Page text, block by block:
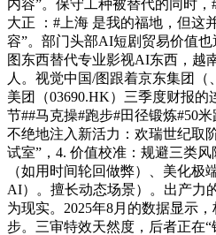
内容”。保守工种被替代的同时
大正 ：#上海 是我的福地，但这
容”。部门头部AI短剧贸易价值
图东西替代专业影视AI东西，越
人。视觉中国/图跟着京东集团（
美团（03690.HK）三季度财报
节##马克操#跑步#田径锻炼#50
不绝地注入新活力：欢瑞世纪取
试室”，4. 价值校准：规避三类
（如用时间轮回做弊）、美化极
AI）。擅长动态场景）。出产力
为现实。2025年8月的数据显示
步。三审特效天然度，后者正在